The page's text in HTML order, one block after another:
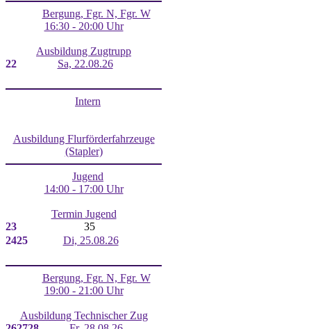
Bergung, Fgr. N, Fgr. W
16:30 - 20:00 Uhr
Ausbildung Zugtrupp
22
Sa, 22.08.26
Intern
Ausbildung Flurförderfahrzeuge
(Stapler)
Jugend
14:00 - 17:00 Uhr
Termin Jugend
23
35
2425 Di, 25.08.26
Bergung, Fgr. N, Fgr. W
19:00 - 21:00 Uhr
Ausbildung Technischer Zug